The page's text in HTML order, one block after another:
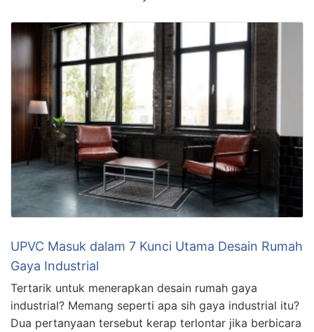
UPVC Masuk dalam 7 Kunci Utama Desain Rumah
Gaya Industrial
Tertarik untuk menerapkan desain rumah gaya
industrial? Memang seperti apa sih gaya industrial itu?
Dua pertanyaan tersebut kerap terlontar jika berbicara